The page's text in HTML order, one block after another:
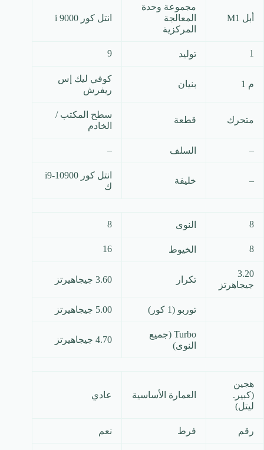
أبل M1
مجموعة وحدة
المعالجة
المركزية
انتل كور i 9000
1 توليد 9
م 1 بنيان
كوفي ليك إس
ريفرش
متحرك قطعة
سطح المكتب /
الخادم
– السلف –
– خليفة
انتل كور i9-10900
ك
8 النوى 8
8 الخيوط 16
3.20
جيجاهرتز
تكرار 3.60 جيجاهيرتز
توربو (1 كور) 5.00 جيجاهيرتز
Turbo (جميع
النوى)
4.70 جيجاهيرتز
هجين
(كبير.
ليتل)
العمارة الأساسية عادي
رقم فرط نعم